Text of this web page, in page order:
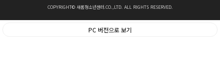
COPYRIGHT© 새롬청소년센터.CO.,LTD. ALL RIGHTS RESERVED.
PC 버전으로 보기